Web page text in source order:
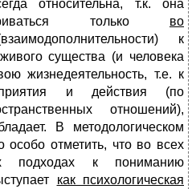
относительна, т.к. она
только во
к
существа (и человека
жизнедеятельность, т.е. к
и действия (по
отношений),
В методологическом
особо отметить, что во всех
подходах к пониманию
как психологическая